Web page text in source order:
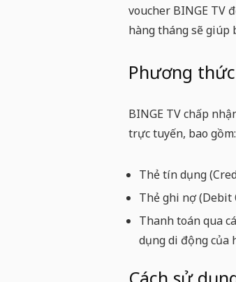
voucher BINGE TV
hàng tháng sẽ giúp
Phương
BINGE TV chấp
trực tuyến, bao gồm:
Thẻ tín dụng
Thẻ ghi nợ (Debit
Thanh toán qua
dụng di động của